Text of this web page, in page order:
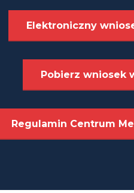
Elektroniczny
Pobierz wniosek
Regulamin Centrum